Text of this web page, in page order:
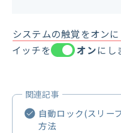
システムの触覚をオン
イッチを
オンにし
自動ロック(スリー
方法